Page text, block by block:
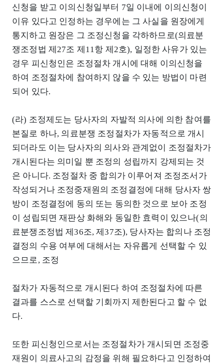
신청을 받고 이의신청일부터 7일 이내에 이의신청이
이유 있다고 인정하는 경우에는 그 사실을 원장에게
통지하고 원장은 그 조정신청을 각하하므로(의료분
쟁조정법 제27조 제11항 제2호), 일정한 사유가 있는
경우 피신청인은 조정절차 개시에 대해 이의신청을
하여 조정절차에 참여하지 않을 수 있는 방법이 마련
되어 있다.
(라) 조정제도는 당사자의 자발적 의사에 의한 참여를
본질로 하나, 의료분쟁 조정절차가 자동적으로 개시
되더라도 이는 당사자의 의사와 관계없이 조정절차가
개시된다는 의미일 뿐 조정의 성립까지 강제되는 것
은 아니다. 조정절차 중 합의가 이루어져 조정조서가
작성되거나 조정중재원의 조정결정에 대해 당사자 쌍
방이 조정결정에 동의 또는 동의한 것으로 보아 조정
이 성립되면 재판상 화해와 동일한 효력이 있으나(의
료분쟁조정법 제36조, 제37조), 당사자는 합의나 조정
결정의 수용 여부에 대해서는 자유롭게 선택할 수 있
으므로, 조정
절차가 자동적으로 개시된다 하여 조정절차에 따른
결과를 스스로 선택할 기회까지 제한된다고 할 수 없
다.
또한 피신청인으로서는 조정절차가 개시되면 조정중
재원이 의료사고의 감정을 위해 필요하다고 인정하여